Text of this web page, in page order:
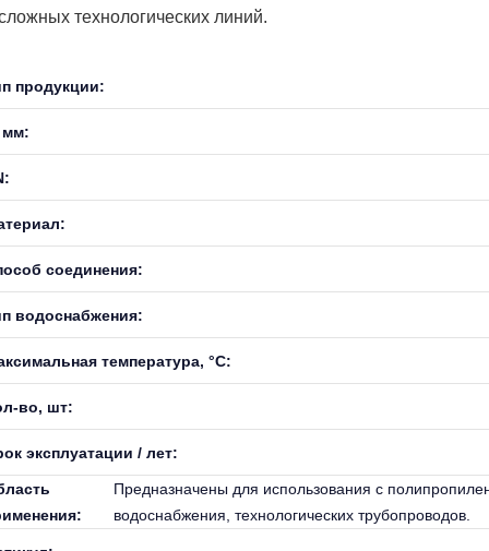
технологических линий.
продукции:
мм:
соединения:
водоснабжения:
температура, °С:
во, шт:
эксплуатации / лет:
Предназначены для использования с
водоснабжения, технологических трубопроводов.